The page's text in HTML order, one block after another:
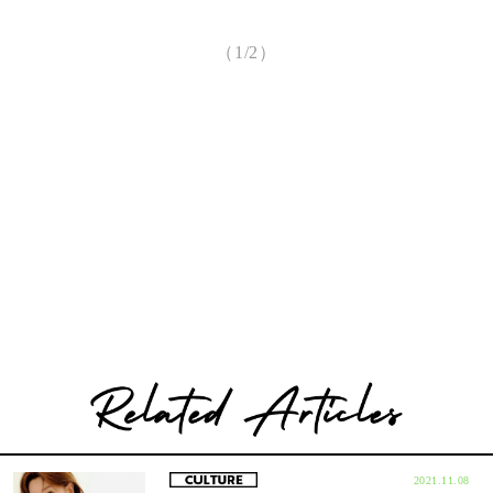
（1/2）
2021.11.08